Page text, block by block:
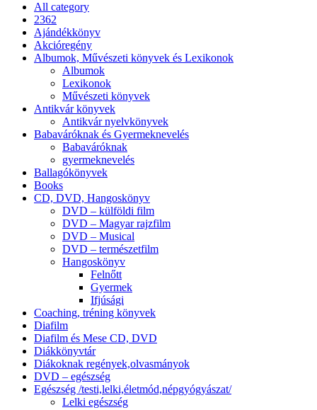
All category
2362
Ajándékkönyv
Akcióregény
Albumok, Művészeti könyvek és Lexikonok
Albumok
Lexikonok
Művészeti könyvek
Antikvár könyvek
Antikvár nyelvkönyvek
Babaváróknak és Gyermeknevelés
Babaváróknak
gyermeknevelés
Ballagókönyvek
Books
CD, DVD, Hangoskönyv
DVD – külföldi film
DVD – Magyar rajzfilm
DVD – Musical
DVD – természetfilm
Hangoskönyv
Felnőtt
Gyermek
Ifjúsági
Coaching, tréning könyvek
Diafilm
Diafilm és Mese CD, DVD
Diákkönyvtár
Diákoknak regények,olvasmányok
DVD – egészség
Egészség /testi,lelki,életmód,népgyógyászat/
Lelki egészség